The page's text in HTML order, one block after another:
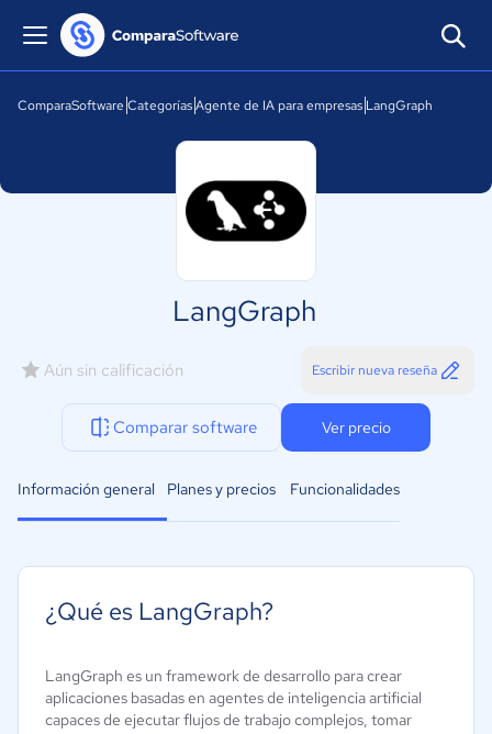
ComparaSoftware CategoríasAgente de IA para empresas LangGraph
LangGraph
Aún sin calificación Escribir nueva reseña
Comparar software Ver precio
Información general Planes y precios Funcionalidades
¿Qué es LangGraph?
LangGraph es un framework de desarrollo para crear
aplicaciones basadas en agentes de inteligencia artificial
capaces de ejecutar flujos de trabajo complejos, tomar